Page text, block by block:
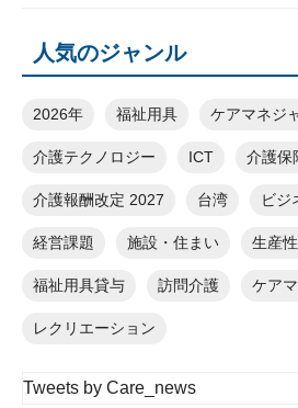
人気のジャンル
2026年 福祉用具 ケアマネジ
介護テクノロジー ICT 介護保
介護報酬改定 2027 台湾 ビジ
経営課題 施設・住まい 生産
福祉用具貸与 訪問介護 ケア
レクリエーション
Tweets by Care_news